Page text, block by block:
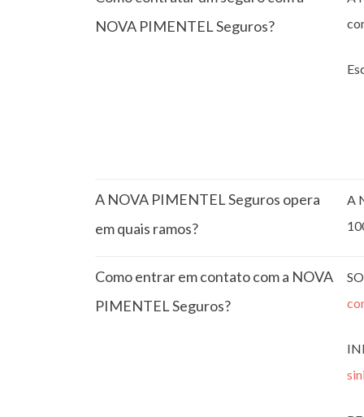
NOVA PIMENTEL Seguros?
A NOVA PIMENTEL Seguros opera
em quais ramos?
A
Como entrar em contato com a NOVA
PIMENTEL Seguros?